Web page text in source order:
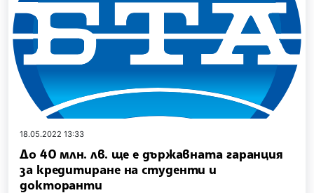
18.05.2022 13:33
До 40 млн. лв. ще е държавната гаранция
за кредитиране на студенти и
докторанти